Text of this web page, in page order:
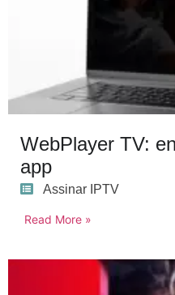
WebPlayer TV:
app
Assinar IPTV
Read More »